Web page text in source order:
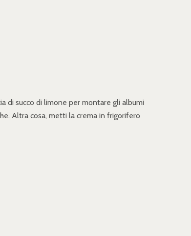
di succo di limone per montare gli albumi
Altra cosa, metti la crema in frigorifero